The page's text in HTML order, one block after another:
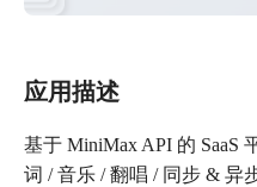
应用描述
基于 MiniMax API 的 SaaS
词 / 音乐 / 翻唱 / 同步 & 异